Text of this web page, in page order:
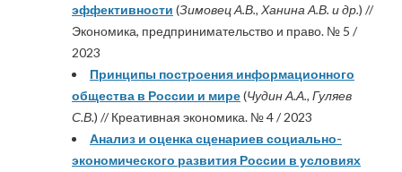
эффективности (Зимовец А.В., Ханина А.В. и др.) //
Экономика, предпринимательство и право. № 5 /
2023
Принципы построения информационного
общества в России и мире(Чудин А.А., Гуляев
С.В.) // Креативная экономика. № 4 / 2023
Анализ и оценка сценариев социально-
экономического развития России в условиях